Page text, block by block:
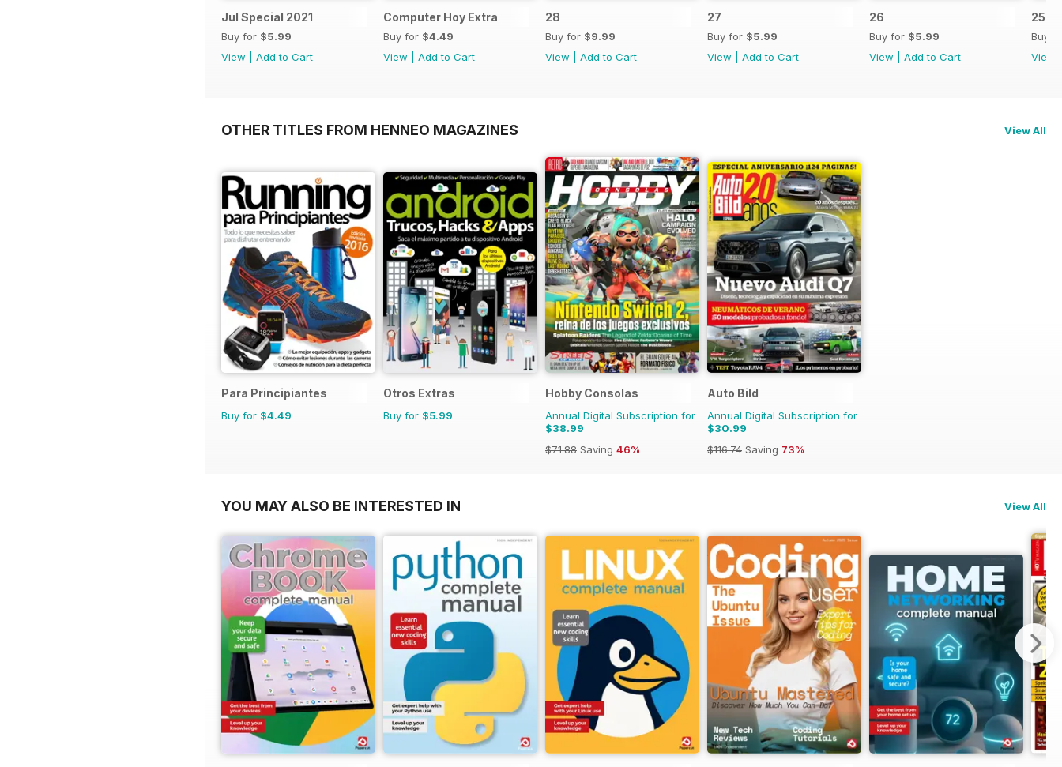
Jul Special 2021
Buy for $5.99
View
Add to Cart
Computer Hoy Extra
Buy for $4.49
View
Add to Cart
28
Buy for $9.99
View
Add to Cart
27
Buy for $5.99
View
Add to Cart
26
Buy for $5.99
View
Add to Cart
25
Buy
View
OTHER TITLES FROM HENNEO MAGAZINES View All
Para Principiantes
Buy for $4.49
Otros Extras
Buy for $5.99
Hobby Consolas
Annual Digital Subscription for
$38.99
$71.88 Saving 46%
Auto Bild
Annual Digital Subscription for
$30.99
$116.74 Saving 73%
YOU MAY ALSO BE INTERESTED IN View All